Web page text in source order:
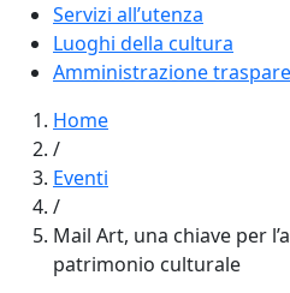
Servizi all’utenza
Luoghi della cultura
Amministrazione
Home
/
Eventi
/
Mail Art, una chiave per
patrimonio culturale